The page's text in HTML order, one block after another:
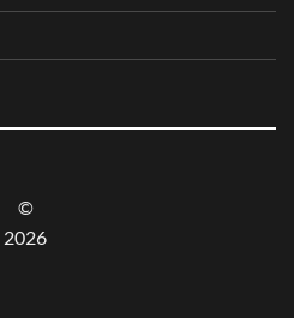
©
2026